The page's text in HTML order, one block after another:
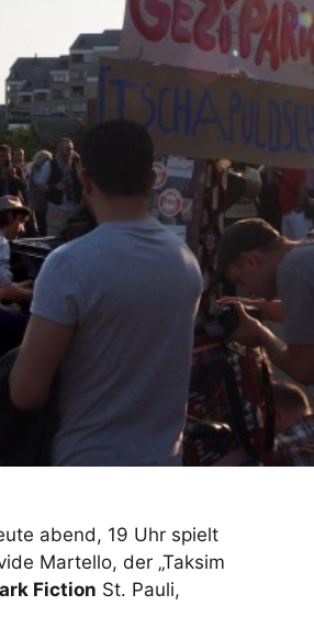
abend, 19 Uhr spielt
Martello, der „Taksim
Fiction St. Pauli,